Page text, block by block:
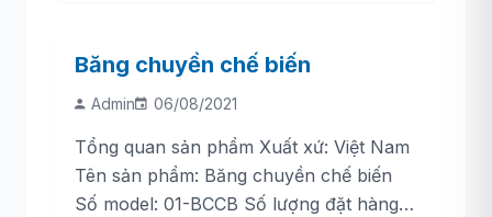
Băng chuyền chế biến
Admin 06/08/2021
Tổng quan sản phẩm Xuất xứ: Việt Nam
Tên sản phẩm: Băng chuyền chế biến
Số model: 01-BCCB Số lượng đặt hàng